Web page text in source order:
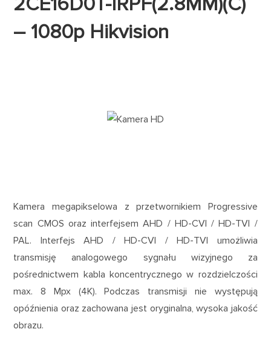
– 1080p Hikvision
Kamera megapikselowa z przetwornikiem Progressive
scan CMOS oraz interfejsem AHD / HD-CVI / HD-TVI /
PAL. Interfejs AHD / HD-CVI / HD-TVI umożliwia
transmisję analogowego sygnału wizyjnego za
pośrednictwem kabla koncentrycznego w rozdzielczości
max. 8 Mpx (4K). Podczas transmisji nie występują
opóźnienia oraz zachowana jest oryginalna, wysoka jakość
obrazu.